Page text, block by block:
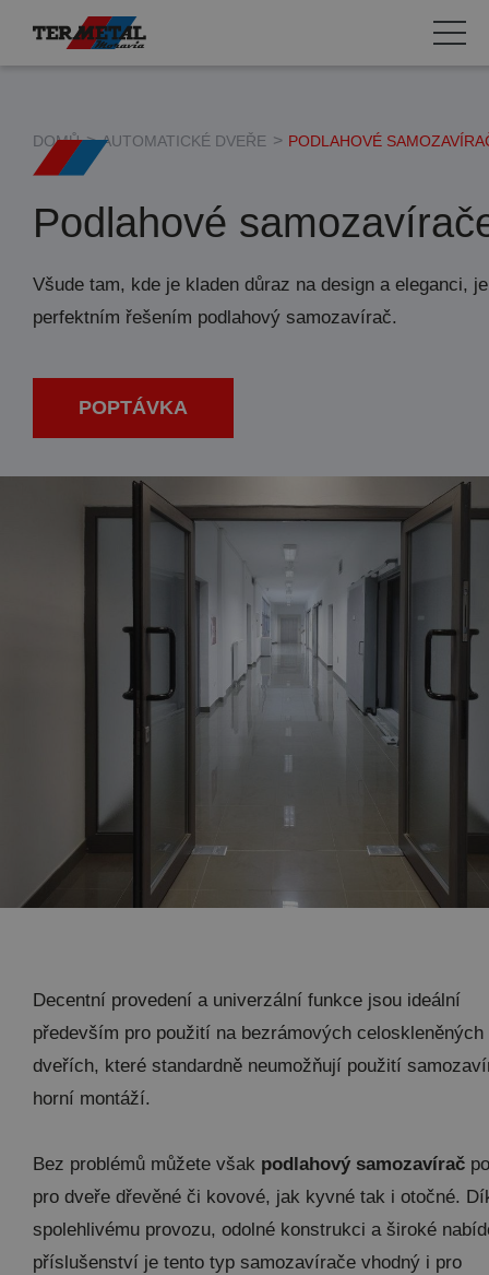
Hliníkové konstrukce
Požární uzávěry
DOMŮ AUTOMATICKÉ DVEŘE PODLAHOVÉ
Podlahové
Všude tam, kde je kladen důraz na design a eleganci, je
perfektním řešením podlahový samozavírač.
POPTÁVKA
Decentní provedení a univerzální funkce jsou ideální
především pro použití na bezrámových celoskleněných
dveřích, které standardně neumožňují použití
horní montáží.
Bez problémů můžete však podlahový samozavírač
pro dveře dřevěné či kovové, jak kyvné tak i otočné.
spolehlivému provozu, odolné konstrukci a široké
příslušenství je tento typ samozavírače vhodný i pro